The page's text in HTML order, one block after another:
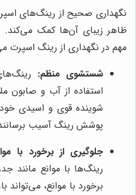
نگهداری صحیح از رینگ‌های
ظاهر زیبای آن‌ها کمک
مهم در نگهداری از رینگ اسپرت
شستشوی منظم:
استفاده از آب و صابون
شوینده قوی و اسیدی
پوشش رینگ آسیب
جلوگیری از برخورد با
رینگ‌ها با موانع مانند
برخورد با موانع،